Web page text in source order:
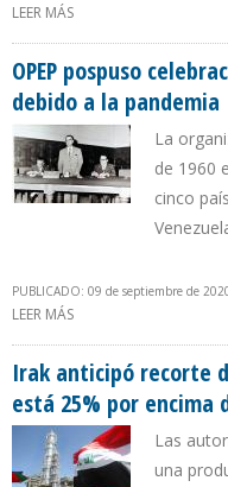
LEER MÁS
OPEP pospuso
debido a la pandemia
La
de 1960
cinco
PUBLICADO: 09 de septiembre de
LEER MÁS
Irak anticipó recorte
está 25% por encima
Las
una